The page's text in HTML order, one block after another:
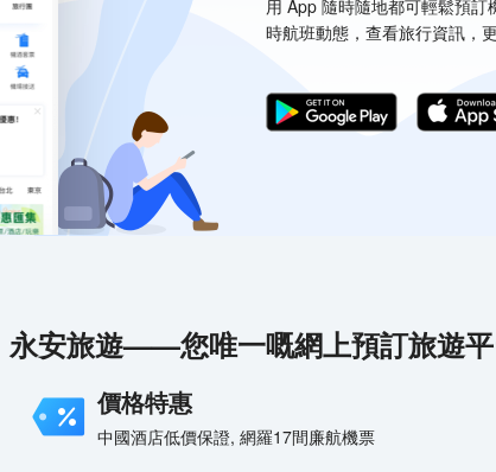
用 App 隨時隨地都可輕鬆預
時航班動態，查看旅行資訊，
永安旅遊——您唯一嘅網上預訂旅遊
價格特惠
中國酒店低價保證, 網羅17間廉航機票